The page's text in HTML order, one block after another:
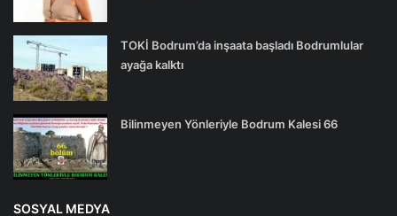
TOKİ Bodrum’da inşaata başladı Bodrumlular
ayağa kalktı
Bilinmeyen Yönleriyle Bodrum Kalesi 66
SOSYAL MEDYA